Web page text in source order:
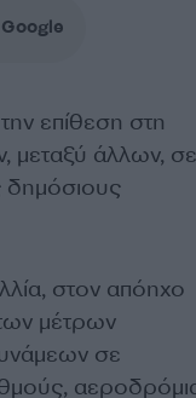
Google
επίθεση στη
μεταξύ άλλων, σε
δημόσιους
στον απόηχο
μέτρων
σε